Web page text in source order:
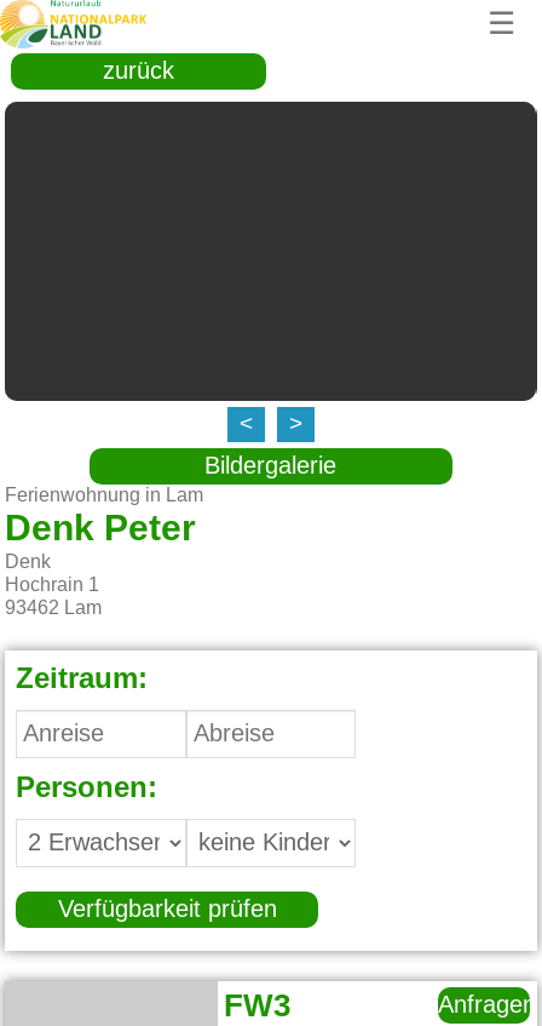
☰
zurück
< >
Bildergalerie
Ferienwohnung in Lam
Denk Peter
Denk
Hochrain 1
93462 Lam
Zeitraum:
Personen:
Verfügbarkeit prüfen
FW3 Anfragen